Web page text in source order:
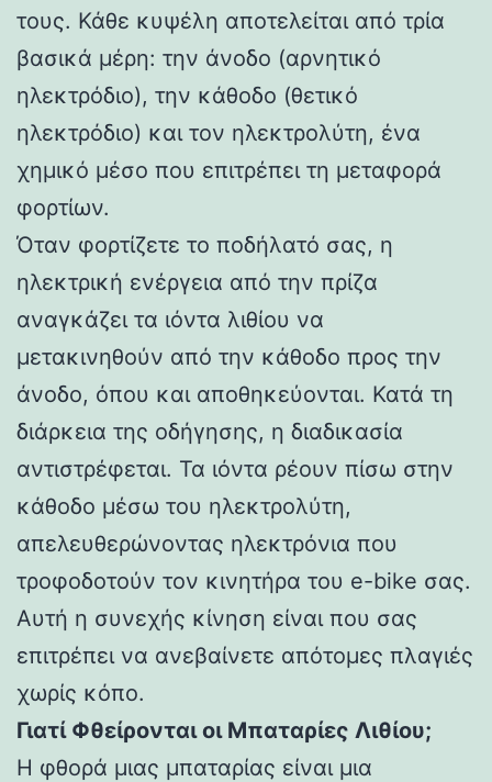
τους. Κάθε κυψέλη αποτελείται από τρία
βασικά μέρη: την άνοδο (αρνητικό
ηλεκτρόδιο), την κάθοδο (θετικό
ηλεκτρόδιο) και τον ηλεκτρολύτη, ένα
χημικό μέσο που επιτρέπει τη μεταφορά
φορτίων.
Όταν φορτίζετε το ποδήλατό σας, η
ηλεκτρική ενέργεια από την πρίζα
αναγκάζει τα ιόντα λιθίου να
μετακινηθούν από την κάθοδο προς την
άνοδο, όπου και αποθηκεύονται. Κατά τη
διάρκεια της οδήγησης, η διαδικασία
αντιστρέφεται. Τα ιόντα ρέουν πίσω στην
κάθοδο μέσω του ηλεκτρολύτη,
απελευθερώνοντας ηλεκτρόνια που
τροφοδοτούν τον κινητήρα του e-bike σας.
Αυτή η συνεχής κίνηση είναι που σας
επιτρέπει να ανεβαίνετε απότομες πλαγιές
χωρίς κόπο.
Γιατί Φθείρονται οι Μπαταρίες Λιθίου;
Η φθορά μιας μπαταρίας είναι μια